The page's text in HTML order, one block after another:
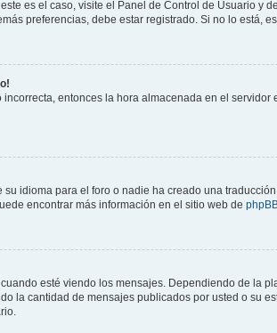
es el caso, visite el Panel de Control de Usuario y
preferencias, debe estar registrado. Si no lo está,
entonces la hora almacenada en el
idioma para el foro o nadie ha creado una
encontrar más información en el sitio web de
esté viendo los mensajes. Dependiendo de la
la cantidad de mensajes publicados por usted o su